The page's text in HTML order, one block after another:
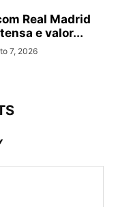
Real Madrid
e valor...
7, 2026